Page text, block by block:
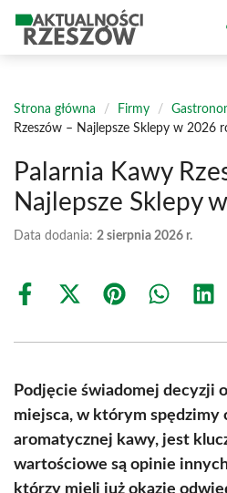
treści
Strona główna / Firmy /
Rzeszów – Najlepsze Sklepy w 2026
Palarnia Kawy
Najlepsze Sklepy
Data dodania: 2 sierpnia 2026 r.
Share
Share
(Twitter)
Share Share
Podjęcie świadomej decyzji
miejsca, w którym spędzimy
aromatycznej kawy, jest
wartościowe są opinie
którzy mieli już okazję